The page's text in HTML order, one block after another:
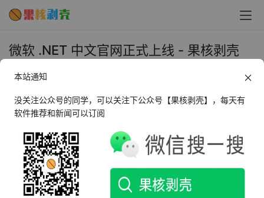
微软 .NET 中文官网正式上线 - 果核剥壳
2021年12月8日 下午7:02
12 月 8 日消息，微软 .NET 官网已推出
支持英语、中文、日语三种语言。
本站通知
没关注公众号的同学，可以关注下公众号【果核剥壳】，每天有
软件推荐和新闻可以订阅